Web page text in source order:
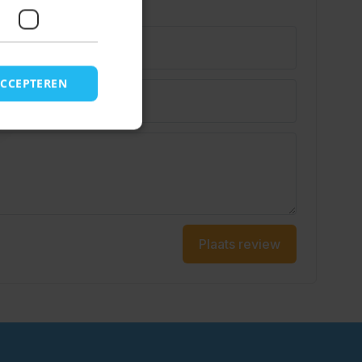
Plaats review